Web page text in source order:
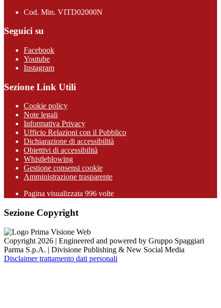
Cod. Min. VITD02000N
Seguici su
Facebook
Youtube
Instagram
Sezione Link Utili
Cookie policy
Note legali
Informativa Privacy
Ufficio Relazioni con il Pubblico
Dichiarazione di accessibilità
Obiettivi di accessibilità
Whistleblowing
Gestione consensi cookie
Amministrazione trasparente
Pagina visualizzata 996 volte
Sezione Copyright
Copyright 2026 | Engineered and powered by Gruppo Spaggiari
Parma S.p.A. | Divisione Publishing & New Social Media
Disclaimer trattamento dati personali